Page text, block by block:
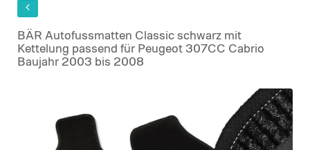
BÄR Autofussmatten Classic schwarz mit
Kettelung passend für Peugeot 307CC Cabrio
Baujahr 2003 bis 2008